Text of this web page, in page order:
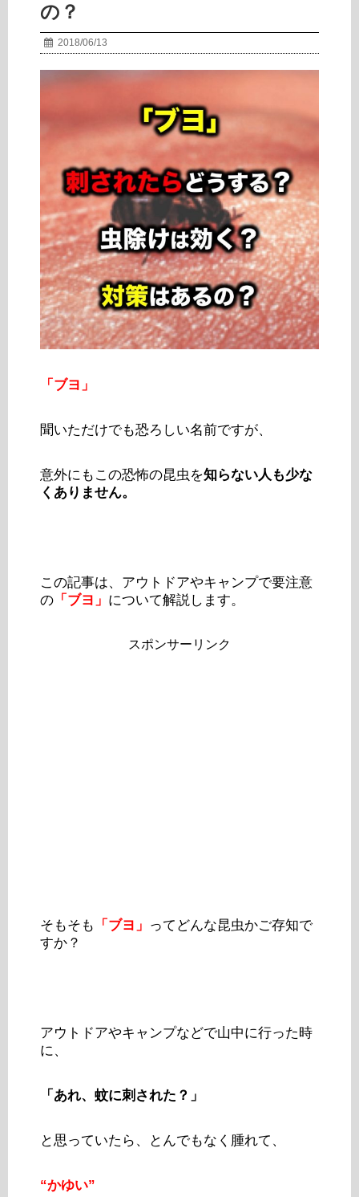
の？
2018/06/13
「ブヨ」
聞いただけでも恐ろしい名前ですが、
意外にもこの恐怖の昆虫を知らない人も少な
くありません。
この記事は、アウトドアやキャンプで要注意
の 「ブヨ」 について解説します。
スポンサーリンク
そもそも 「ブヨ」 ってどんな昆虫かご存知で
すか？
アウトドアやキャンプなどで山中に行った時
に、
「あれ、蚊に刺された？」
と思っていたら、とんでもなく腫れて、
“かゆい”